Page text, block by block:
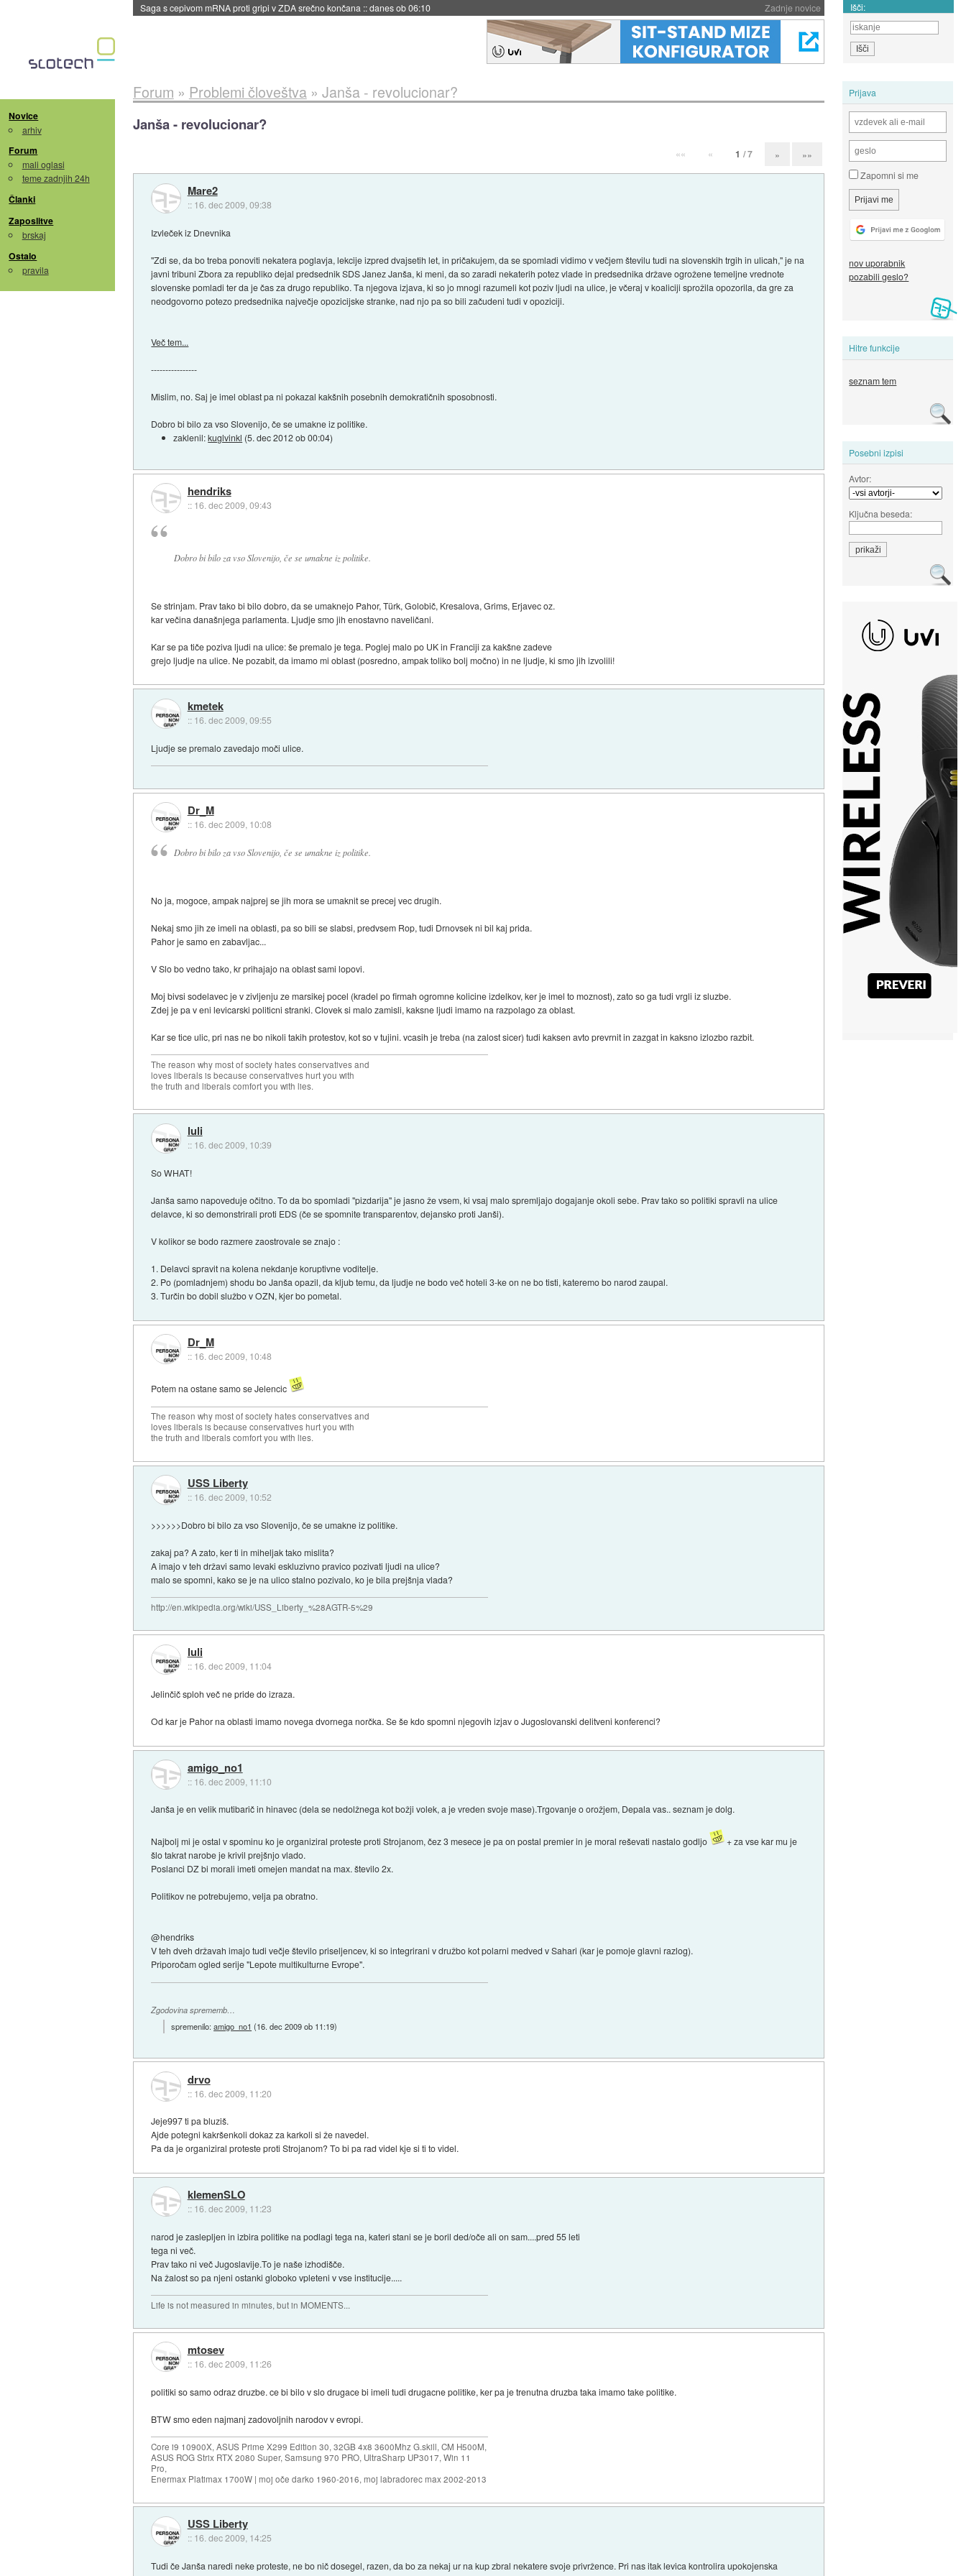
Zadnje novice
BMW v vozilih začel predvajati reklame::danes ob 06:09 Išči:
Novice
arhiv
Forum
mali oglasi
teme zadnjih 24h
Članki
Zaposlitve
brskaj
Ostalo
pravila
Prijava
Zapomni si me
nov uporabnik
pozabili geslo?
Hitre funkcije
seznam tem
Posebni izpisi
Avtor:
Ključna beseda:
Forum » Problemi človeštva» Janša - revolucionar?
Janša - revolucionar?
«« « 1 / 7 » »»
Mare2
:: 16. dec 2009, 09:38
Izvleček iz Dnevnika
"Zdi se, da bo treba ponoviti nekatera poglavja, lekcije izpred dvajsetih let, in pričakujem, da se spomladi vidimo v večjem številu tudi na slovenskih trgih in ulicah," je na
javni tribuni Zbora za republiko dejal predsednik SDS Janez Janša, ki meni, da so zaradi nekaterih potez vlade in predsednika države ogrožene temeljne vrednote
slovenske pomladi ter da je čas za drugo republiko. Ta njegova izjava, ki so jo mnogi razumeli kot poziv ljudi na ulice, je včeraj v koaliciji sprožila opozorila, da gre za
neodgovorno potezo predsednika največje opozicijske stranke, nad njo pa so bili začudeni tudi v opoziciji.
Več tem...
----------------
Mislim, no. Saj je imel oblast pa ni pokazal kakšnih posebnih demokratičnih sposobnosti.
Dobro bi bilo za vso Slovenijo, če se umakne iz politike.
zaklenil:kuglvinkl (5. dec 2012 ob 00:04)
hendriks
:: 16. dec 2009, 09:43
Dobro bi bilo za vso Slovenijo, če se umakne iz politike.
Se strinjam. Prav tako bi bilo dobro, da se umaknejo Pahor, Türk, Golobič, Kresalova, Grims, Erjavec oz.
kar večina današnjega parlamenta. Ljudje smo jih enostavno naveličani.
Kar se pa tiče poziva ljudi na ulice: še premalo je tega. Poglej malo po UK in Franciji za kakšne zadeve
grejo ljudje na ulice. Ne pozabit, da imamo mi oblast (posredno, ampak toliko bolj močno) in ne ljudje, ki smo jih izvolili!
kmetek
:: 16. dec 2009, 09:55
Ljudje se premalo zavedajo moči ulice.
Dr_M
:: 16. dec 2009, 10:08
Dobro bi bilo za vso Slovenijo, če se umakne iz politike.
No ja, mogoce, ampak najprej se jih mora se umaknit se precej vec drugih.
Nekaj smo jih ze imeli na oblasti, pa so bili se slabsi, predvsem Rop, tudi Drnovsek ni bil kaj prida.
Pahor je samo en zabavljac...
V Slo bo vedno tako, kr prihajajo na oblast sami lopovi.
Moj bivsi sodelavec je v zivljenju ze marsikej pocel (kradel po firmah ogromne kolicine izdelkov, ker je imel to moznost), zato so ga tudi vrgli iz sluzbe.
Zdej je pa v eni levicarski politicni stranki. Clovek si malo zamisli, kaksne ljudi imamo na razpolago za oblast.
Kar se tice ulic, pri nas ne bo nikoli takih protestov, kot so v tujini. vcasih je treba (na zalost sicer) tudi kaksen avto prevrnit in zazgat in kaksno izlozbo razbit.
The reason why most of society hates conservatives and
loves liberals is because conservatives hurt you with
the truth and liberals comfort you with lies.
luli
:: 16. dec 2009, 10:39
So WHAT!
Janša samo napoveduje očitno. To da bo spomladi "pizdarija" je jasno že vsem, ki vsaj malo spremljajo dogajanje okoli sebe. Prav tako so politiki spravli na ulice
delavce, ki so demonstrirali proti EDS (če se spomnite transparentov, dejansko proti Janši).
V kolikor se bodo razmere zaostrovale se znajo :
1. Delavci spravit na kolena nekdanje koruptivne voditelje.
2. Po (pomladnjem) shodu bo Janša opazil, da kljub temu, da ljudje ne bodo več hoteli 3-ke on ne bo tisti, kateremo bo narod zaupal.
3. Turčin bo dobil službo v OZN, kjer bo pometal.
Dr_M
:: 16. dec 2009, 10:48
Potem na ostane samo se Jelencic
The reason why most of society hates conservatives and
loves liberals is because conservatives hurt you with
the truth and liberals comfort you with lies.
USS Liberty
:: 16. dec 2009, 10:52
>>>>>>Dobro bi bilo za vso Slovenijo, če se umakne iz politike.
zakaj pa? A zato, ker ti in miheljak tako mislita?
A imajo v teh državi samo levaki eskluzivno pravico pozivati ljudi na ulice?
malo se spomni, kako se je na ulico stalno pozivalo, ko je bila prejšnja vlada?
http://en.wikipedia.org/wiki/USS_Liberty_%28AGTR-5%29
luli
:: 16. dec 2009, 11:04
Jelinčič sploh več ne pride do izraza.
Od kar je Pahor na oblasti imamo novega dvornega norčka. Se še kdo spomni njegovih izjav o Jugoslovanski delitveni konferenci?
amigo_no1
:: 16. dec 2009, 11:10
Janša je en velik mutibarič in hinavec (dela se nedolžnega kot božji volek, a je vreden svoje mase).Trgovanje o orožjem, Depala vas.. seznam je dolg.
Najbolj mi je ostal v spominu ko je organiziral proteste proti Strojanom, čez 3 mesece je pa on postal premier in je moral reševati nastalo godljo
+ za vse kar mu je
šlo takrat narobe je krivil prejšnjo vlado.
Poslanci DZ bi morali imeti omejen mandat na max. število 2x.
Politikov ne potrebujemo, velja pa obratno.
@hendriks
V teh dveh državah imajo tudi večje število priseljencev, ki so integrirani v družbo kot polarni medved v Sahari (kar je pomoje glavni razlog).
Priporočam ogled serije "Lepote multikulturne Evrope".
Zgodovina sprememb…
spremenilo:amigo_no1 (16. dec 2009 ob 11:19)
drvo
:: 16. dec 2009, 11:20
Jeje997 ti pa bluziš.
Ajde potegni kakršenkoli dokaz za karkoli si že navedel.
Pa da je organiziral proteste proti Strojanom? To bi pa rad videl kje si ti to videl.
klemenSLO
:: 16. dec 2009, 11:23
narod je zaslepljen in izbira politike na podlagi tega na, kateri stani se je boril ded/oče ali on sam....pred 55 leti
tega ni več.
Prav tako ni več Jugoslavije.To je naše izhodišče.
Na žalost so pa njeni ostanki globoko vpleteni v vse institucije.....
Life is not measured in minutes, but in MOMENTS...
mtosev
:: 16. dec 2009, 11:26
politiki so samo odraz druzbe. ce bi bilo v slo drugace bi imeli tudi drugacne politike, ker pa je trenutna druzba taka imamo take politike.
BTW smo eden najmanj zadovoljnih narodov v evropi.
Core i9 10900X, ASUS Prime X299 Edition 30, 32GB 4x8 3600Mhz G.skill, CM H500M,
ASUS ROG Strix RTX 2080 Super, Samsung 970 PRO, UltraSharp UP3017, Win 11
Pro,
Enermax Platimax 1700W | moj oče darko 1960-2016, moj labradorec max 2002-2013
USS Liberty
:: 16. dec 2009, 14:25
Tudi če Janša naredi neke proteste, ne bo nič dosegel, razen, da bo za nekaj ur na kup zbral nekatere svoje privržence. Pri nas itak levica kontrolira upokojenska